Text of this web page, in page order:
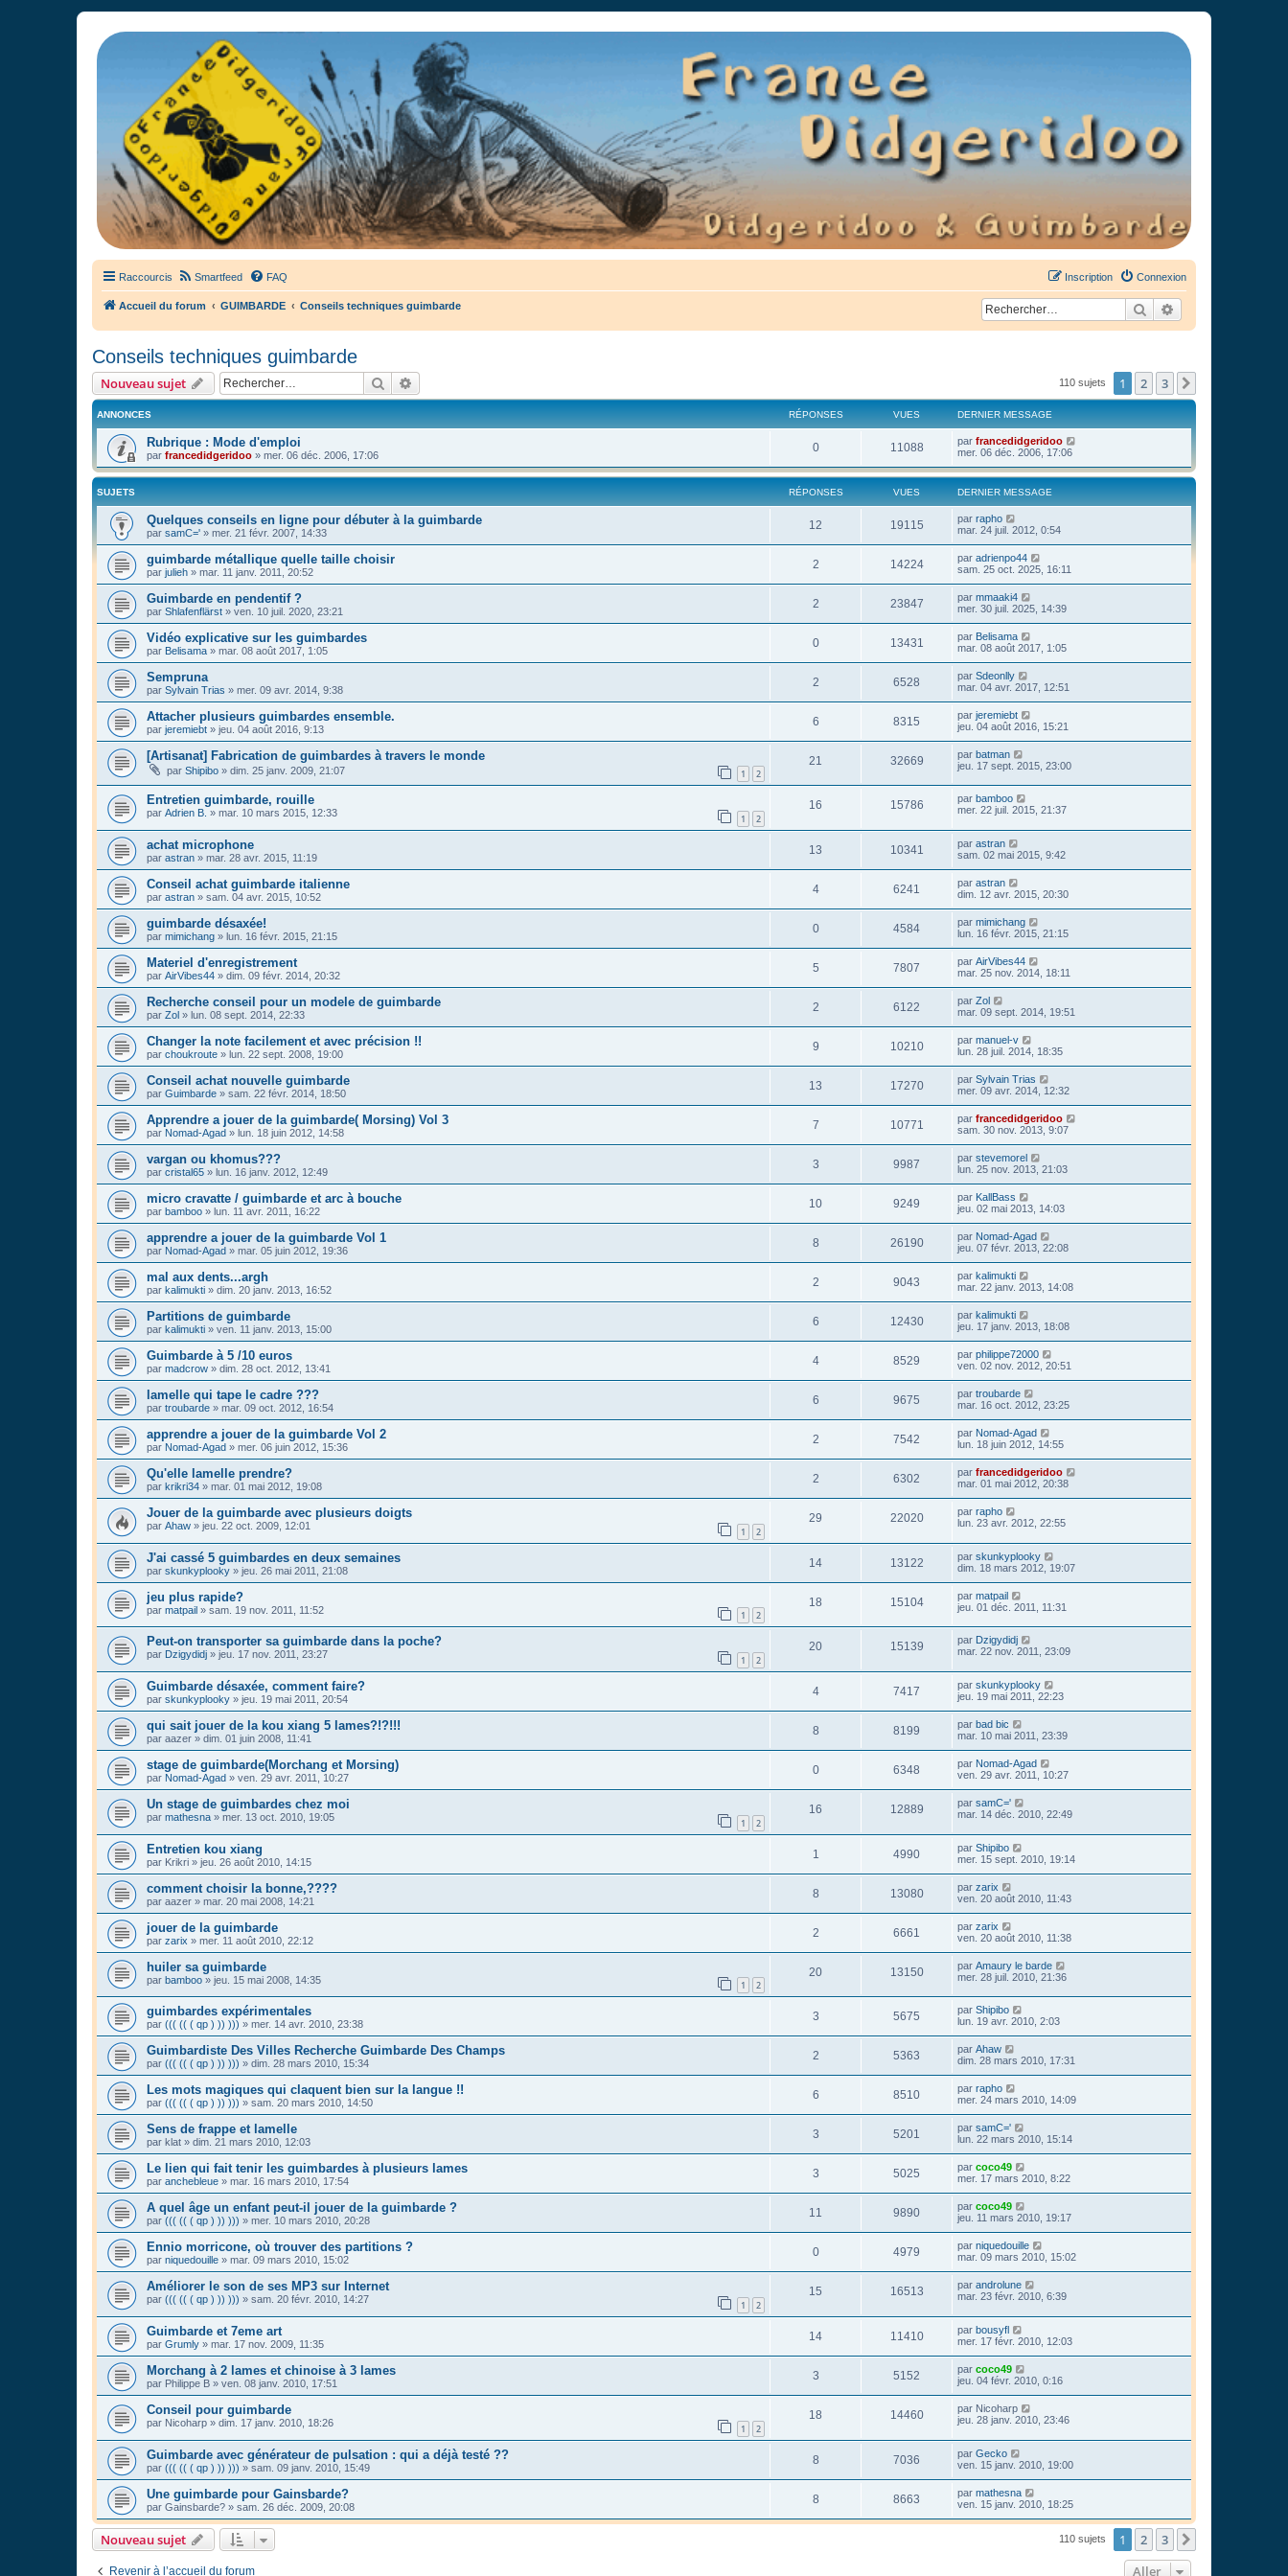
France Didgeridoo
Didgeridoo et Guimbarde sur France Didgeridoo - retrouvez la communauté.
Raccourcis Smartfeed FAQ Connexion
Inscription
Accueil du forum GUIMBARDE Conseils techniques guimbarde Rechercher
Conseils techniques guimbarde
Nouveau sujet Rechercher 110 sujets 1 2 3
ANNONCES RÉPONSES VUES DERNIER MESSAGE
Rubrique : Mode d'emploi
par francedidgeridoo » mer. 06 déc. 2006, 17:06
0 11088 par francedidgeridoo
mer. 06 déc. 2006, 17:06
SUJETS RÉPONSES VUES DERNIER MESSAGE
Quelques conseils en ligne pour débuter à la guimbarde
par samC=' » mer. 21 févr. 2007, 14:33
12 19115 par rapho
mar. 24 juil. 2012, 0:54
guimbarde métallique quelle taille choisir
par julieh » mar. 11 janv. 2011, 20:52
2 14224 par adrienpo44
sam. 25 oct. 2025, 16:11
Guimbarde en pendentif ?
par Shlafenflärst » ven. 10 juil. 2020, 23:21
2 23847 par mmaaki4
mer. 30 juil. 2025, 14:39
Vidéo explicative sur les guimbardes
par Belisama » mar. 08 août 2017, 1:05
0 13431 par Belisama
mar. 08 août 2017, 1:05
Sempruna
par Sylvain Trias » mer. 09 avr. 2014, 9:38
2 6528 par Sdeonlly
mar. 04 avr. 2017, 12:51
Attacher plusieurs guimbardes ensemble.
par jeremiebt » jeu. 04 août 2016, 9:13
6 8315 par jeremiebt
jeu. 04 août 2016, 15:21
[Artisanat] Fabrication de guimbardes à travers le monde
par Shipibo » dim. 25 janv. 2009, 21:07 1 2
21 32669 par batman
jeu. 17 sept. 2015, 23:00
Entretien guimbarde, rouille
par Adrien B. » mar. 10 mars 2015, 12:33 1 2
16 15786 par bamboo
mer. 22 juil. 2015, 21:37
achat microphone
par astran » mar. 28 avr. 2015, 11:19
13 10341 par astran
sam. 02 mai 2015, 9:42
Conseil achat guimbarde italienne
par astran » sam. 04 avr. 2015, 10:52
4 6241 par astran
dim. 12 avr. 2015, 20:30
guimbarde désaxée!
par mimichang » lun. 16 févr. 2015, 21:15
0 4584 par mimichang
lun. 16 févr. 2015, 21:15
Materiel d'enregistrement
par AirVibes44 » dim. 09 févr. 2014, 20:32
5 7807 par AirVibes44
mar. 25 nov. 2014, 18:11
Recherche conseil pour un modele de guimbarde
par Zol » lun. 08 sept. 2014, 22:33
2 6122 par Zol
mar. 09 sept. 2014, 19:51
Changer la note facilement et avec précision !!
par choukroute » lun. 22 sept. 2008, 19:00
9 10210 par manuel-v
lun. 28 juil. 2014, 18:35
Conseil achat nouvelle guimbarde
par Guimbarde » sam. 22 févr. 2014, 18:50
13 17270 par Sylvain Trias
mer. 09 avr. 2014, 12:32
Apprendre a jouer de la guimbarde( Morsing) Vol 3
par Nomad-Agad » lun. 18 juin 2012, 14:58
7 10771 par francedidgeridoo
sam. 30 nov. 2013, 9:07
vargan ou khomus???
par cristal65 » lun. 16 janv. 2012, 12:49
3 9987 par stevemorel
lun. 25 nov. 2013, 21:03
micro cravatte / guimbarde et arc à bouche
par bamboo » lun. 11 avr. 2011, 16:22
10 9249 par KallBass
jeu. 02 mai 2013, 14:03
apprendre a jouer de la guimbarde Vol 1
par Nomad-Agad » mar. 05 juin 2012, 19:36
8 26190 par Nomad-Agad
jeu. 07 févr. 2013, 22:08
mal aux dents...argh
par kalimukti » dim. 20 janv. 2013, 16:52
2 9043 par kalimukti
mar. 22 janv. 2013, 14:08
Partitions de guimbarde
par kalimukti » ven. 11 janv. 2013, 15:00
6 12430 par kalimukti
jeu. 17 janv. 2013, 18:08
Guimbarde à 5 /10 euros
par madcrow » dim. 28 oct. 2012, 13:41
4 8529 par philippe72000
ven. 02 nov. 2012, 20:51
lamelle qui tape le cadre ???
par troubarde » mar. 09 oct. 2012, 16:54
6 9675 par troubarde
mar. 16 oct. 2012, 23:25
apprendre a jouer de la guimbarde Vol 2
par Nomad-Agad » mer. 06 juin 2012, 15:36
2 7542 par Nomad-Agad
lun. 18 juin 2012, 14:55
Qu'elle lamelle prendre?
par krikri34 » mar. 01 mai 2012, 19:08
2 6302 par francedidgeridoo
mar. 01 mai 2012, 20:38
Jouer de la guimbarde avec plusieurs doigts
par Ahaw » jeu. 22 oct. 2009, 12:01 1 2
29 22020 par rapho
lun. 23 avr. 2012, 22:55
J'ai cassé 5 guimbardes en deux semaines
par skunkyplooky » jeu. 26 mai 2011, 21:08
14 13122 par skunkyplooky
dim. 18 mars 2012, 19:07
jeu plus rapide?
par matpail » sam. 19 nov. 2011, 11:52 1 2
18 15104 par matpail
jeu. 01 déc. 2011, 11:31
Peut-on transporter sa guimbarde dans la poche?
par Dzigydidj » jeu. 17 nov. 2011, 23:27 1 2
20 15139 par Dzigydidj
mar. 22 nov. 2011, 23:09
Guimbarde désaxée, comment faire?
par skunkyplooky » jeu. 19 mai 2011, 20:54
4 7417 par skunkyplooky
jeu. 19 mai 2011, 22:23
qui sait jouer de la kou xiang 5 lames?!?!!!
par aazer » dim. 01 juin 2008, 11:41
8 8199 par bad bic
mar. 10 mai 2011, 23:39
stage de guimbarde(Morchang et Morsing)
par Nomad-Agad » ven. 29 avr. 2011, 10:27
0 6348 par Nomad-Agad
ven. 29 avr. 2011, 10:27
Un stage de guimbardes chez moi
par mathesna » mer. 13 oct. 2010, 19:05 1 2
16 12889 par samC='
mar. 14 déc. 2010, 22:49
Entretien kou xiang
par Krikri » jeu. 26 août 2010, 14:15
1 4990 par Shipibo
mer. 15 sept. 2010, 19:14
comment choisir la bonne,????
par aazer » mar. 20 mai 2008, 14:21
8 13080 par zarix
ven. 20 août 2010, 11:43
jouer de la guimbarde
par zarix » mer. 11 août 2010, 22:12
2 6661 par zarix
ven. 20 août 2010, 11:38
huiler sa guimbarde
par bamboo » jeu. 15 mai 2008, 14:35 1 2
20 13150 par Amaury le barde
mer. 28 juil. 2010, 21:36
guimbardes expérimentales
par ((( (( ( qp ) )) ))) » mer. 14 avr. 2010, 23:38
3 5675 par Shipibo
lun. 19 avr. 2010, 2:03
Guimbardiste Des Villes Recherche Guimbarde Des Champs
par ((( (( ( qp ) )) ))) » dim. 28 mars 2010, 15:34
2 5363 par Ahaw
dim. 28 mars 2010, 17:31
Les mots magiques qui claquent bien sur la langue !!
par ((( (( ( qp ) )) ))) » sam. 20 mars 2010, 14:50
6 8510 par rapho
mer. 24 mars 2010, 14:09
Sens de frappe et lamelle
par klat » dim. 21 mars 2010, 12:03
3 5201 par samC='
lun. 22 mars 2010, 15:14
Le lien qui fait tenir les guimbardes à plusieurs lames
par anchebleue » mar. 16 mars 2010, 17:54
3 5025 par coco49
mer. 17 mars 2010, 8:22
A quel âge un enfant peut-il jouer de la guimbarde ?
par ((( (( ( qp ) )) ))) » mer. 10 mars 2010, 20:28
11 9890 par coco49
jeu. 11 mars 2010, 19:17
Ennio morricone, où trouver des partitions ?
par niquedouille » mar. 09 mars 2010, 15:02
0 4979 par niquedouille
mar. 09 mars 2010, 15:02
Améliorer le son de ses MP3 sur Internet
par ((( (( ( qp ) )) ))) » sam. 20 févr. 2010, 14:27 1 2
15 16513 par androlune
mar. 23 févr. 2010, 6:39
Guimbarde et 7eme art
par Grumly » mar. 17 nov. 2009, 11:35
14 11410 par bousyfl
mer. 17 févr. 2010, 12:03
Morchang à 2 lames et chinoise à 3 lames
par Philippe B » ven. 08 janv. 2010, 17:51
3 5152 par coco49
jeu. 04 févr. 2010, 0:16
Conseil pour guimbarde
par Nicoharp » dim. 17 janv. 2010, 18:26 1 2
18 14460 par Nicoharp
jeu. 28 janv. 2010, 23:46
Guimbarde avec générateur de pulsation : qui a déjà testé ??
par ((( (( ( qp ) )) ))) » sam. 09 janv. 2010, 15:49
8 7036 par Gecko
ven. 15 janv. 2010, 19:00
Une guimbarde pour Gainsbarde?
par Gainsbarde? » sam. 26 déc. 2009, 20:08
8 8663 par mathesna
ven. 15 janv. 2010, 18:25
Nouveau sujet 110 sujets 1 2 3
Revenir à l’accueil du forum Aller